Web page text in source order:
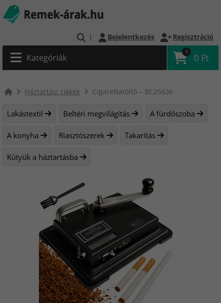
| Bejelentkezés Regisztráció
Kategóriák
0
0 Ft
Háztartási cikkek Cigarettatöltő – BC25636
Lakástextil Beltéri megvilágítás A fürdőszoba
A konyha Riasztószerek Takarítás
Kütyük a háztartásba